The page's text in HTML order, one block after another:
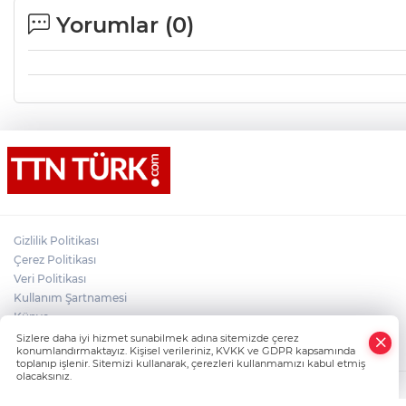
Yorumlar (0)
Gizlilik Politikası
Çerez Politikası
Veri Politikası
Kullanım Şartnamesi
Künye
İletişim
Sizlere daha iyi hizmet sunabilmek adına sitemizde çerez
konumlandırmaktayız. Kişisel verileriniz, KVKK ve GDPR kapsamında
toplanıp işlenir. Sitemizi kullanarak, çerezleri kullanmamızı kabul etmiş
olacaksınız.
Whatsapp